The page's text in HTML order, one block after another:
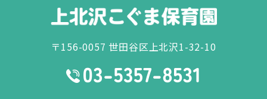
〒156-0057 世田谷区上北沢1-32-10